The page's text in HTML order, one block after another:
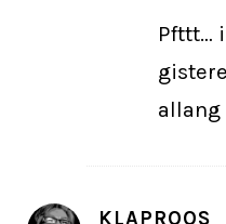
Pfttt…
allang
KLAPROOS